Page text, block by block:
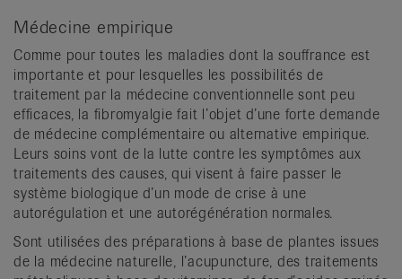
Médecine empirique
Comme pour toutes les maladies dont la souffrance est
importante et pour lesquelles les possibilités de
traitement par la médecine conventionnelle sont peu
efficaces, la fibromyalgie fait l’objet d’une forte demande
de médecine complémentaire ou alternative empirique.
Leurs soins vont de la lutte contre les symptômes aux
traitements des causes, qui visent à faire passer le
système biologique d’un mode de crise à une
autorégulation et une autorégénération normales.
Sont utilisées des préparations à base de plantes issues
de la médecine naturelle, l’acupuncture, des traitements